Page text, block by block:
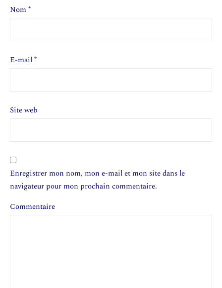
Nom*
E-mail*
Site web
Enregistrer mon nom, mon e-mail et mon site dans le
navigateur pour mon prochain commentaire.
Commentaire